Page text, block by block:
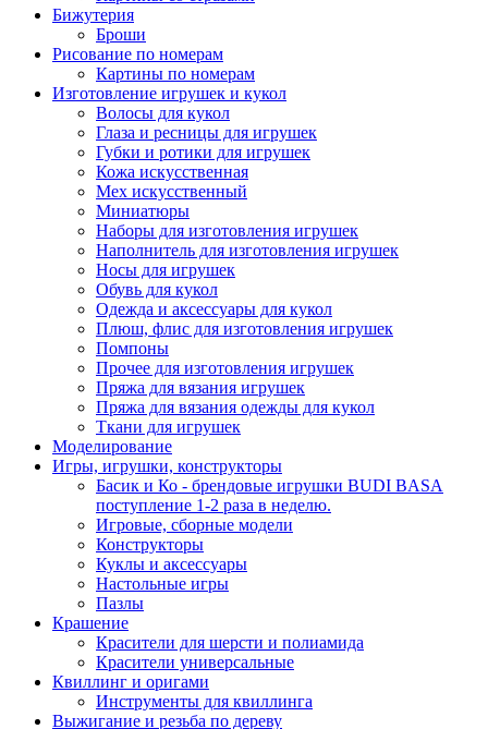
Бижутерия
Броши
Рисование по номерам
Картины по номерам
Изготовление игрушек и кукол
Волосы для кукол
Глаза и ресницы для игрушек
Губки и ротики для игрушек
Кожа искусственная
Мех искусственный
Миниатюры
Наборы для изготовления игрушек
Наполнитель для изготовления игрушек
Носы для игрушек
Обувь для кукол
Одежда и аксессуары для кукол
Плюш, флис для изготовления игрушек
Помпоны
Прочее для изготовления игрушек
Пряжа для вязания игрушек
Пряжа для вязания одежды для кукол
Ткани для игрушек
Моделирование
Игры, игрушки, конструкторы
Басик и Ко - брендовые игрушки BUDI BASA
поступление 1-2 раза в неделю.
Игровые, сборные модели
Конструкторы
Куклы и аксессуары
Настольные игры
Пазлы
Крашение
Красители для шерсти и полиамида
Красители универсальные
Квиллинг и оригами
Инструменты для квиллинга
Выжигание и резьба по дереву